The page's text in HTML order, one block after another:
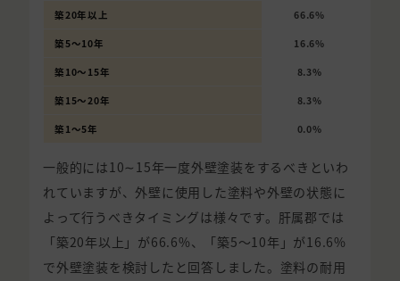
築20年以上 66.6%
築5〜10年 16.6%
築10〜15年 8.3%
築15〜20年 8.3%
築1〜5年 0.0%
一般的には10∼15年一度外壁塗装をするべきといわ
れていますが、外壁に使用した塗料や外壁の状態に
よって行うべきタイミングは様々です。肝属郡では
「築20年以上」が66.6%、「築5〜10年」が16.6%
で外壁塗装を検討したと回答しました。塗料の耐用